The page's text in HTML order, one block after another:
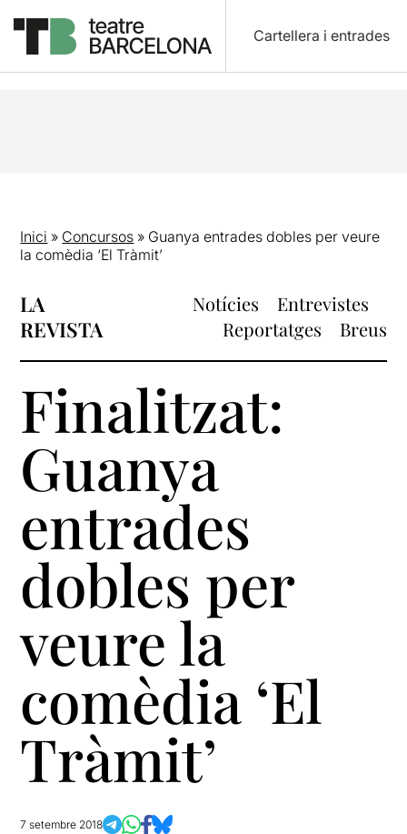
Cartellera i entrades
Inici » Concursos » Guanya entrades dobles per veure
la comèdia ‘El Tràmit’
LA
REVISTA
Notícies
Entrevistes
Reportatges
Breus
Finalitzat:
Guanya
entrades
dobles per
veure la
comèdia ‘El
Tràmit’
7 setembre 2018